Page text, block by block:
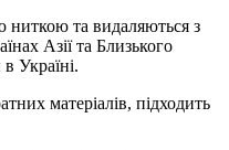
та видаляються з
Азії та Близького
Україні.
матеріалів, підходить